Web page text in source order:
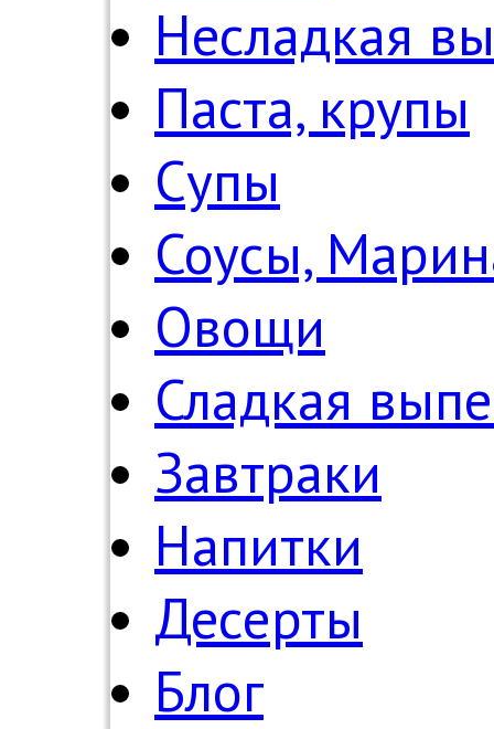
Несладкая
Паста, крупы
Супы
Соусы,
Овощи
Сладкая
Завтраки
Напитки
Десерты
Блог